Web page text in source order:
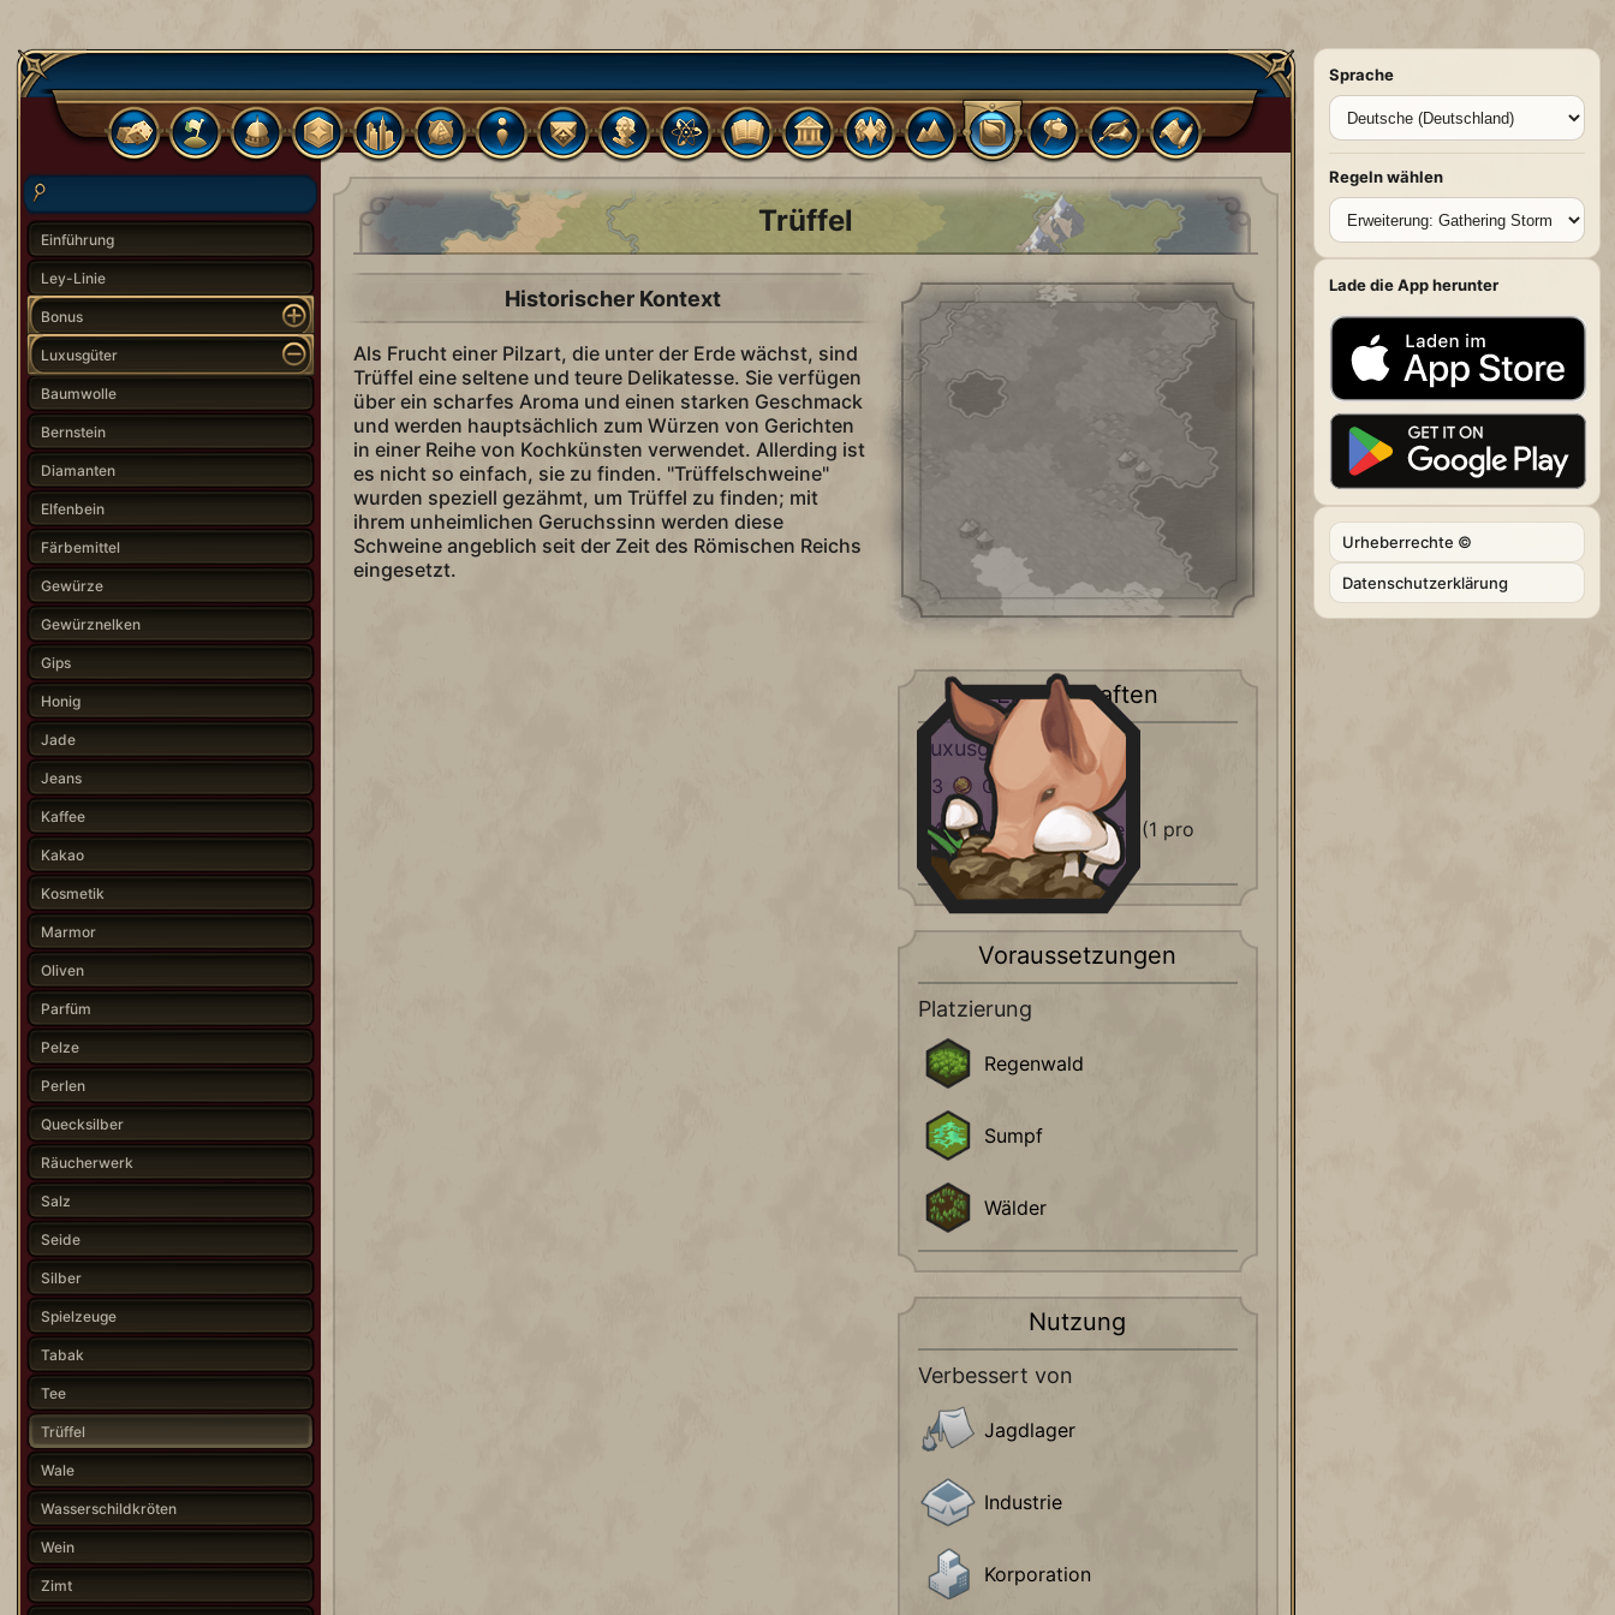
Einführung
Ley-Linie
Bonus
Luxusgüter
Baumwolle
Bernstein
Diamanten
Elfenbein
Färbemittel
Gewürze
Gewürznelken
Gips
Honig
Jade
Jeans
Kaffee
Kakao
Kosmetik
Marmor
Oliven
Parfüm
Pelze
Perlen
Quecksilber
Räucherwerk
Salz
Seide
Silber
Spielzeuge
Tabak
Tee
Trüffel
Wale
Wasserschildkröten
Wein
Zimt
Trüffel
Historischer Kontext
Als Frucht einer Pilzart, die unter der Erde wächst, sind
Trüffel eine seltene und teure Delikatesse. Sie verfügen
über ein scharfes Aroma und einen starken Geschmack
und werden hauptsächlich zum Würzen von Gerichten
in einer Reihe von Kochkünsten verwendet. Allerding ist
es nicht so einfach, sie zu finden. "Trüffelschweine"
wurden speziell gezähmt, um Trüffel zu finden; mit
ihrem unheimlichen Geruchssinn werden diese
Schweine angeblich seit der Zeit des Römischen Reichs
eingesetzt.
Eigenschaften
Luxusgut
+3
Gold
+4
Annehmlichkeiten (1 pro
Stadt)
Voraussetzungen
Platzierung
Regenwald
Sumpf
Wälder
Nutzung
Verbessert von
Jagdlager
Industrie
Korporation
Sprache
Regeln wählen
Lade die App herunter
Urheberrechte ©
Datenschutzerklärung